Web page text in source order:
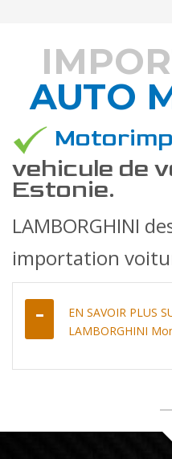
AUTO
vehicule de
Estonie.
LAMBORGHINI
importation
EN SAVOIR PLUS
LAMBORGHINI